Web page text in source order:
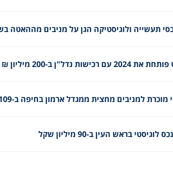
תעשייה ולוגיסטיקה הגן על מניבים מההאטה
רכישות נדל"ן ב-200 מיליון ₪
למניבים מחצית ממגדל ארמון בחיפה ב-109 מיליון שקל
בראש העין ב-90 מיליון שקל